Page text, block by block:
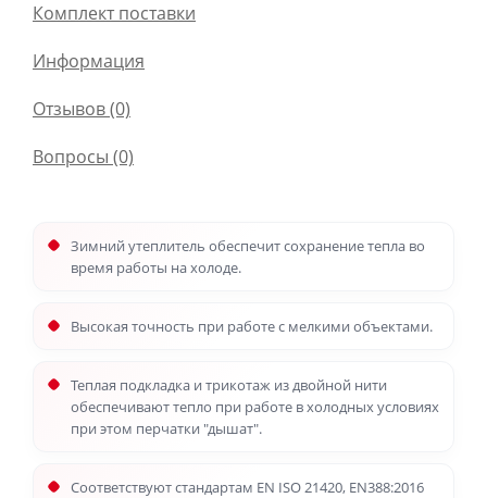
Комплект поставки
Информация
Отзывов (0)
Вопросы (0)
Зимний утеплитель обеспечит сохранение тепла во
время работы на холоде.
Высокая точность при работе с мелкими объектами.
Теплая подкладка и трикотаж из двойной нити
обеспечивают тепло при работе в холодных условиях
при этом перчатки "дышат".
Соответствуют стандартам EN ISO 21420, EN388:2016